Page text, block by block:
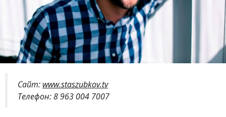
Сайт: www.staszubkov.tv
Телефон: 8 963 004 7007